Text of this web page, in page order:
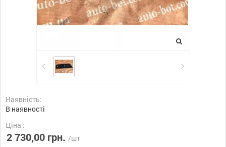
Наявність:
В наявності
Ціна :
2 730,00 грн. /шт